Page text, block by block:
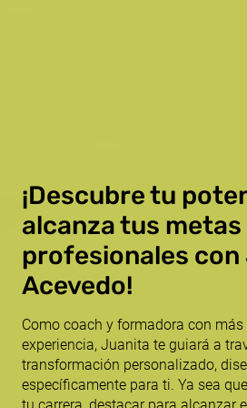
¡Descubre tu
alcanza tus metas
profesionales
Acevedo!
Como coach y formadora con más
experiencia, Juanita te guiará a
transformación personalizado,
específicamente para ti. Ya sea